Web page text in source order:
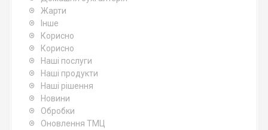
Жарти
Інше
Корисно
Корисно
Наші послуги
Наші продукти
Наші рішення
Новини
Обробки
Оновлення ТМЦ